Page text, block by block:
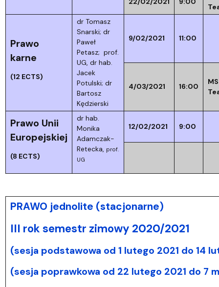
Prawo
karne
(12 ECTS)
dr Tomasz
Snarski; dr
Paweł
Petasz; prof.
UG, dr hab.
Jacek
Potulski; dr
Bartosz
Kędzierski
9/02/2021 11:00
4/03/2021 16:00
MS
Prawo Unii
Europejskiej
(8 ECTS)
dr hab.
Monika
Adamczak-
Retecka, prof.
UG
12/02/2021 9:00
PRAWO jednolite (stacjonarne)
III rok semestr zimowy 2020/2021
(sesja podstawowa od 1 lutego 2021 do 14
(sesja poprawkowa od 22 lutego 2021 do 7